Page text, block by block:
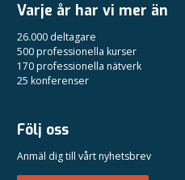
Varje år har vi mer än
26.000 deltagare
500 professionella kurser
170 professionella nätverk
25 konferenser
Följ oss
Anmäl dig till vårt nyhetsbrev